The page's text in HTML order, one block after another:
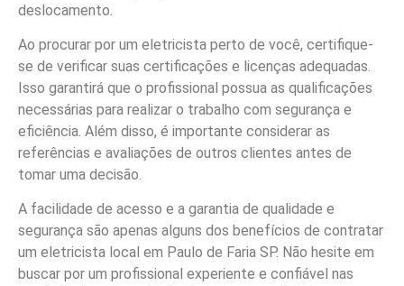
deslocamento.
Ao procurar por um eletricista perto de você, certifique-
se de verificar suas certificações e licenças adequadas.
Isso garantirá que o profissional possua as qualificações
necessárias para realizar o trabalho com segurança e
eficiência. Além disso, é importante considerar as
referências e avaliações de outros clientes antes de
tomar uma decisão.
A facilidade de acesso e a garantia de qualidade e
segurança são apenas alguns dos benefícios de contratar
um eletricista local em Paulo de Faria SP. Não hesite em
buscar por um profissional experiente e confiável nas